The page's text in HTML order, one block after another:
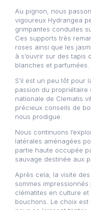
Au pignon, nous
vigoureux Hydrangea
grimpantes conduites
Ces supports très
roses ainsi que les
à s’ouvrir sur des tapis
blanches et parfumées.
S’il est un peu tôt pour
passion du propriétaire
nationale de Clematis
précieux conseils de
nous prodigue.
Nous continuons
latérales aménagées
partie haute occupée
sauvage destinée aux
Après cela, la visite
sommes
clématites en culture
bouchons. Le choix est